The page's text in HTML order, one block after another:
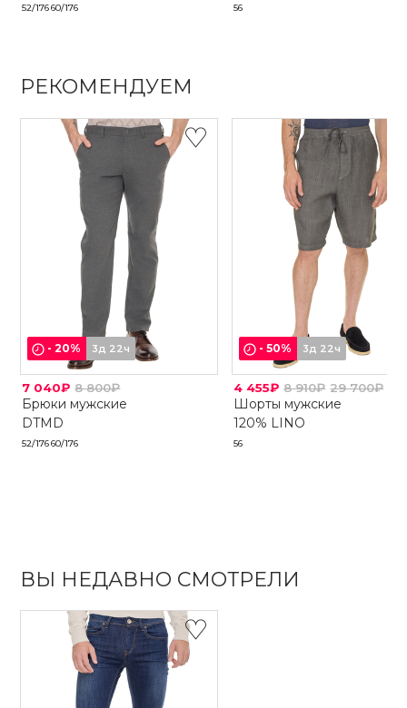
52/17660/176 56
РЕКОМЕНДУЕМ
-20% 3д 22ч
7 040₽ 8 800₽
Брюки мужские
DTMD
52/17660/176
-50% 3д 22ч
4 455₽ 8 910₽ 29 700₽
Шорты мужские
120% LINO
56
ВЫ НЕДАВНО СМОТРЕЛИ